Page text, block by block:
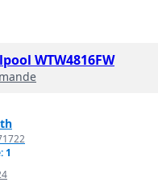
WTW4816FW
1